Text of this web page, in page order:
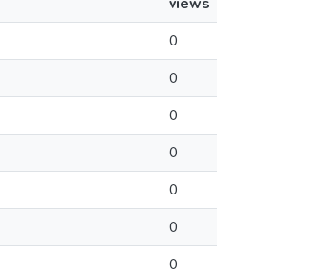
0
0
0
0
0
0
0